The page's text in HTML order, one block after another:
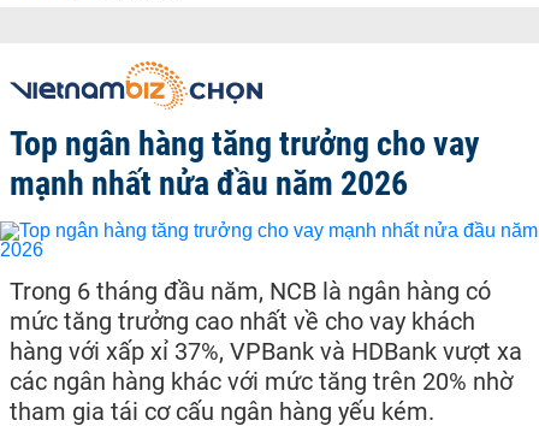
Top ngân hàng tăng trưởng cho vay
mạnh nhất nửa đầu năm 2026
Trong 6 tháng đầu năm, NCB là ngân hàng có
mức tăng trưởng cao nhất về cho vay khách
hàng với xấp xỉ 37%, VPBank và HDBank vượt xa
các ngân hàng khác với mức tăng trên 20% nhờ
tham gia tái cơ cấu ngân hàng yếu kém.